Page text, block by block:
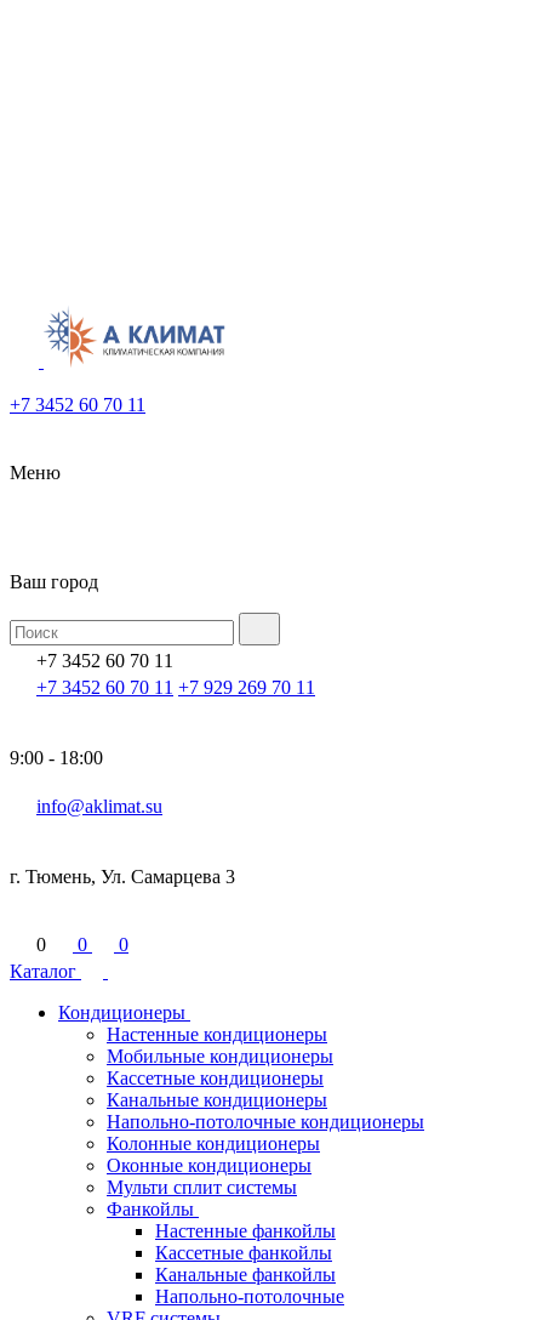
+7 3452 60 70 11
Меню
Ваш город
+7 3452 60 70 11
+7 3452 60 70 11 +7 929 269 70 11
9:00 - 18:00
info@aklimat.su
г. Тюмень, Ул. Самарцева 3
0 0
0
Каталог
Кондиционеры
Настенные кондиционеры
Мобильные кондиционеры
Кассетные кондиционеры
Канальные кондиционеры
Напольно-потолочные кондиционеры
Колонные кондиционеры
Оконные кондиционеры
Мульти сплит системы
Фанкойлы
Настенные фанкойлы
Кассетные фанкойлы
Канальные фанкойлы
Напольно-потолочные